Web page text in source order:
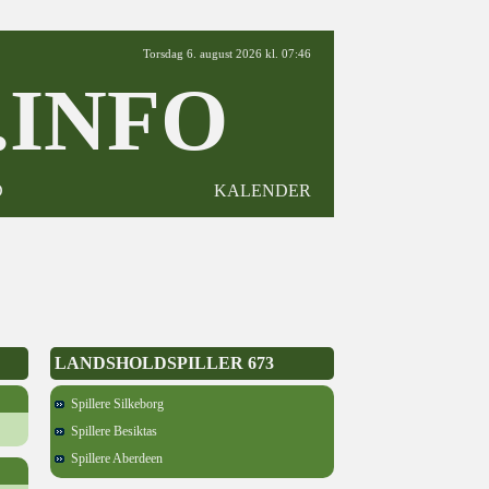
Torsdag 6. august 2026 kl. 07:46
KALENDER
LANDSHOLDSPILLER 673
Spillere Silkeborg
Spillere Besiktas
Spillere Aberdeen